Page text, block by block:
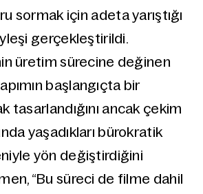
sormak için adeta yarıştığı
gerçekleştirildi.
üretim sürecine değinen
başlangıçta bir
tasarlandığını ancak çekim
yaşadıkları bürokratik
yön değiştirdiğini
“Bu süreci de filme dahil